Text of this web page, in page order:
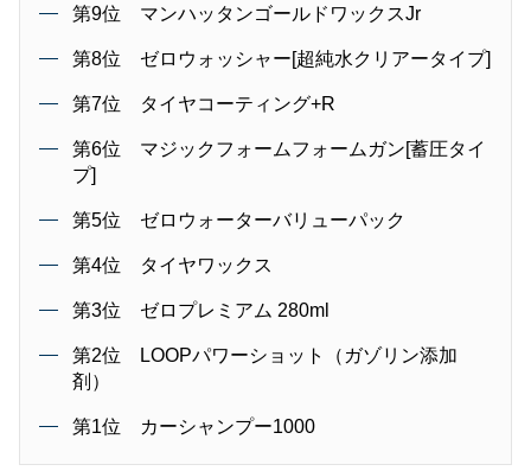
第9位 マンハッタンゴールドワックスJr
第8位 ゼロウォッシャー[超純水クリアータイプ]
第7位 タイヤコーティング+R
第6位 マジックフォームフォームガン[蓄圧タイ
プ]
第5位 ゼロウォーターバリューパック
第4位 タイヤワックス
第3位 ゼロプレミアム 280ml
第2位 LOOPパワーショット（ガゾリン添加
剤）
第1位 カーシャンプー1000